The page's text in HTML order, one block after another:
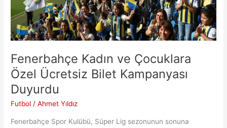
Fenerbahçe Kadın ve Çocuklara
Özel Ücretsiz Bilet Kampanyası
Duyurdu
Futbol /Ahmet Yıldız
Fenerbahçe Spor Kulübü, Süper Lig sezonunun sonuna